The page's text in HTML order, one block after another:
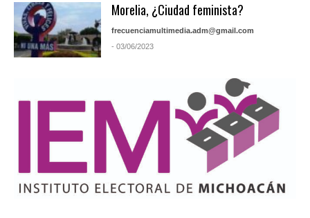
Morelia, ¿Ciudad feminista?
frecuenciamultimedia.adm@gmail.com
- 03/06/2023